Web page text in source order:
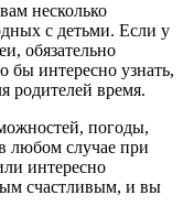
несколько
с детьми. Если у
обязательно
бы интересно узнать,
родителей время.
погоды,
любом случае при
интересно
счастливым, и вы